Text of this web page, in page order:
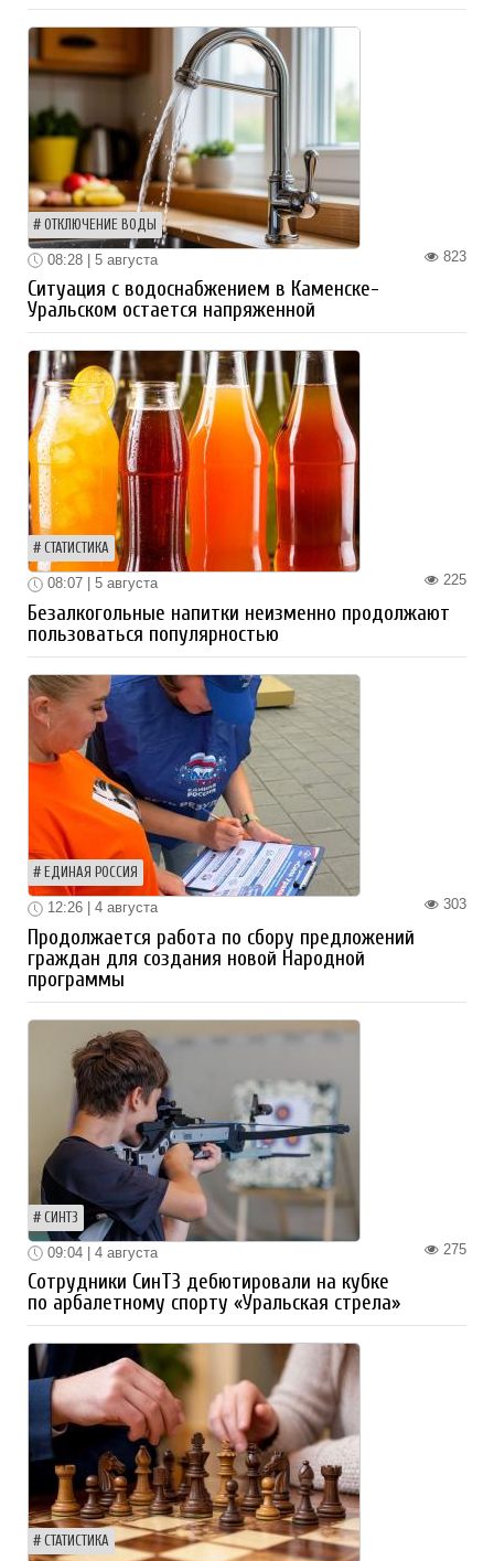
ОТКЛЮЧЕНИЕ ВОДЫ
823
08:28 | 5 августа
Ситуация с водоснабжением в Каменске-
Уральском остается напряженной
СТАТИСТИКА
225
08:07 | 5 августа
Безалкогольные напитки неизменно продолжают
пользоваться популярностью
ЕДИНАЯ РОССИЯ
303
12:26 | 4 августа
Продолжается работа по сбору предложений
граждан для создания новой Народной
программы
СИНТЗ
275
09:04 | 4 августа
Сотрудники СинТЗ дебютировали на кубке
по арбалетному спорту «Уральская стрела»
СТАТИСТИКА